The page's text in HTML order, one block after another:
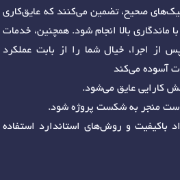
صحیح، تضمین می‌کنند که عایق‌کاری
ماندگاری بالا انجام شود. همچنین، خدمات
از اجرا، خیال شما را از بابت عملکرد
آسوده می‌کند
کارایی عایق می‌شود.
است منجر به شکست پروژه شود.
و روش‌های استاندارد استفاده